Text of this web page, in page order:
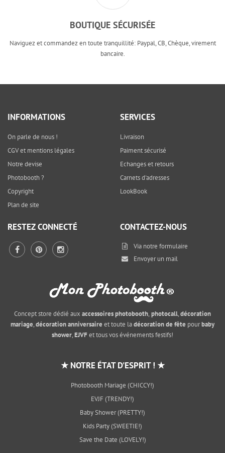
BOUTIQUE SÉCURISÉE
Naviguez et commandez en toute tranquillité: Paypal, CB, Chèque, virement
bancaire.
INFORMATIONS
On parle de nous !
CGV et mentions légales
Notre devise
Photobooth ?
Copyright
Plan de site
SERVICES
Livraison
Paiment sécurisé
Echanges et retours
Carnets d'adresses
LookBook
RESTEZ CONNECTÉ CONTACTEZ-NOUS
Via notre formulaire
Envoyer un mail
Concept store dédié aux accessoires photobooth, photocall,décoration
mariage,décoration anniversaire et toute ladécoration de fête pourbaby
shower,EJVFet tous vos événements festifs!
★ NOTRE ÉTAT D'ESPRIT ! ★
Photobooth Mariage (CHICCY!)
EVJF (TRENDY!)
Baby Shower (PRETTY!)
Kids Party (SWEETIE!)
Save the Date (LOVELY!)